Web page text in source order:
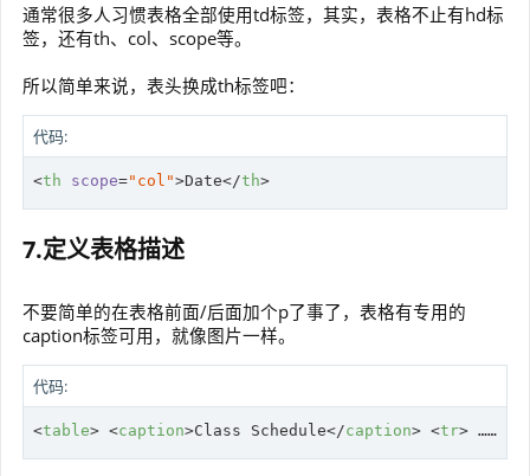
通常很多人习惯表格全部使用td标签，其实，表格不止有hd标
签，还有th、col、scope等。
所以简单来说，表头换成th标签吧：
代码:
<th scope="col">Date</th>
7.定义表格描述
不要简单的在表格前面/后面加个p了事了，表格有专用的
caption标签可用，就像图片一样。
代码:
<table> <caption>Class Schedule</caption> <tr>